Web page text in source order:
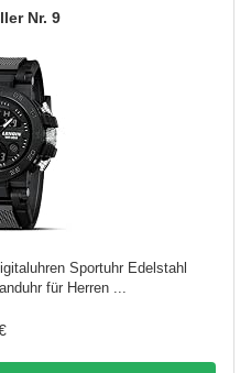
9
Sportuhr Edelstahl
für Herren ...